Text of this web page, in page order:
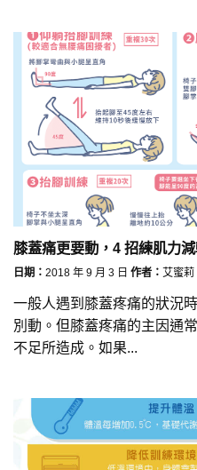
膝蓋痛更要動，4 招練肌力
日期： 2018 年 9 月 3 日 作者： 艾蜜莉
一般人遇到膝蓋疼痛的狀況
別動。但膝蓋疼痛的主因通
不足所造成。如果...